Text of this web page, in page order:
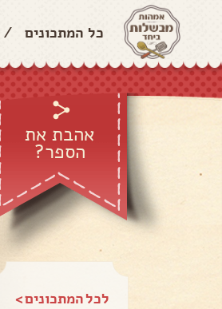
כל המתכונים /
אהבת את
הספר?
לכל המתכונים >